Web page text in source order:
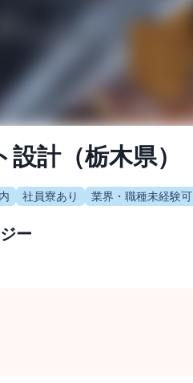
計（栃木県）
社員寮あり 業界・職種未経験可
ー